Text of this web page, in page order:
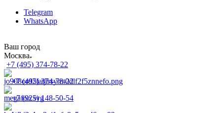
Telegram
WhatsApp
Ваш город
Москва
+7 (495) 374-78-22
+7 (495) 374-78-22
+7 (925) 148-50-54